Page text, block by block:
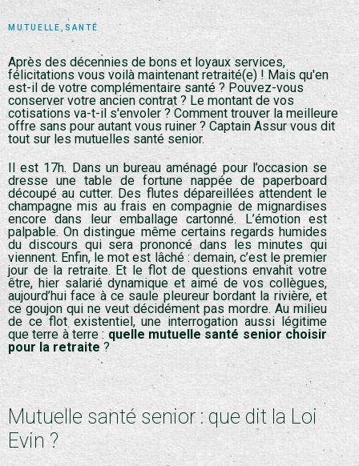
MUTUELLE ,SANTÉ
Après des décennies de bons et loyaux services,
félicitations vous voilà maintenant retraité(e) ! Mais qu'en
est-il de votre complémentaire santé ? Pouvez-vous
conserver votre ancien contrat ? Le montant de vos
cotisations va-t-il s'envoler ? Comment trouver la meilleure
offre sans pour autant vous ruiner ? Captain Assur vous dit
tout sur les mutuelles santé senior.
Il est 17h. Dans un bureau aménagé pour l’occasion se
dresse une table de fortune nappée de paperboard
découpé au cutter. Des flutes dépareillées attendent le
champagne mis au frais en compagnie de mignardises
encore dans leur emballage cartonné. L’émotion est
palpable. On distingue même certains regards humides
du discours qui sera prononcé dans les minutes qui
viennent. Enfin, le mot est lâché : demain, c’est le premier
jour de la retraite. Et le flot de questions envahit votre
être, hier salarié dynamique et aimé de vos collègues,
aujourd’hui face à ce saule pleureur bordant la rivière, et
ce goujon qui ne veut décidément pas mordre. Au milieu
de ce flot existentiel, une interrogation aussi légitime
que terre à terre : quelle mutuelle santé senior choisir
pour la retraite ?
Mutuelle santé senior : que dit la Loi
Evin ?